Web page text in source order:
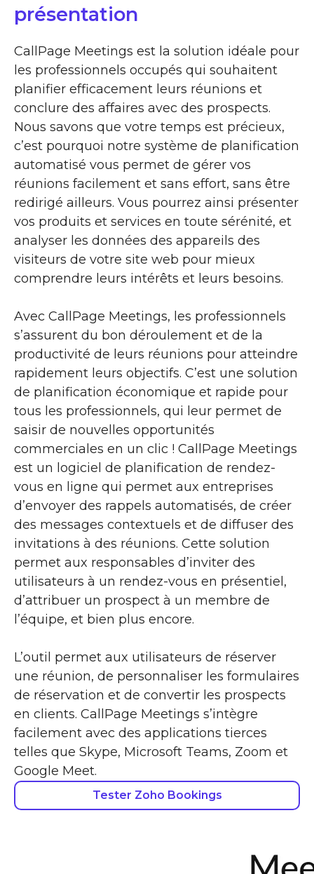
présentation
CallPage Meetings est la solution idéale pour
les professionnels occupés qui souhaitent
planifier efficacement leurs réunions et
conclure des affaires avec des prospects.
Nous savons que votre temps est précieux,
c’est pourquoi notre système de planification
automatisé vous permet de gérer vos
réunions facilement et sans effort, sans être
redirigé ailleurs. Vous pourrez ainsi présenter
vos produits et services en toute sérénité, et
analyser les données des appareils des
visiteurs de votre site web pour mieux
comprendre leurs intérêts et leurs besoins.
Avec CallPage Meetings, les professionnels
s’assurent du bon déroulement et de la
productivité de leurs réunions pour atteindre
rapidement leurs objectifs. C’est une solution
de planification économique et rapide pour
tous les professionnels, qui leur permet de
saisir de nouvelles opportunités
commerciales en un clic ! CallPage Meetings
est un logiciel de planification de rendez-
vous en ligne qui permet aux entreprises
d’envoyer des rappels automatisés, de créer
des messages contextuels et de diffuser des
invitations à des réunions. Cette solution
permet aux responsables d’inviter des
utilisateurs à un rendez-vous en présentiel,
d’attribuer un prospect à un membre de
l’équipe, et bien plus encore.
L’outil permet aux utilisateurs de réserver
une réunion, de personnaliser les formulaires
de réservation et de convertir les prospects
en clients. CallPage Meetings s’intègre
facilement avec des applications tierces
telles que Skype, Microsoft Teams, Zoom et
Google Meet.
Tester Zoho Bookings